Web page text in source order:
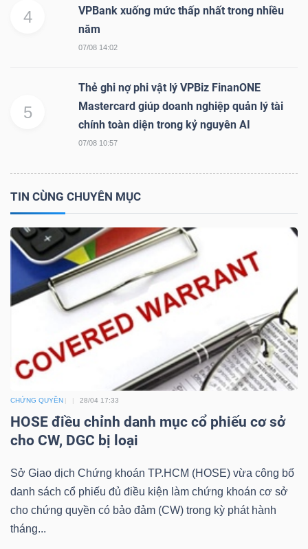
4
VPBank xuống mức thấp nhất trong nhiều
năm
07/08 14:02
5
Thẻ ghi nợ phi vật lý VPBiz FinanONE
Mastercard giúp doanh nghiệp quản lý tài
chính toàn diện trong kỷ nguyên AI
07/08 10:57
TIN CÙNG CHUYÊN MỤC
CHỨNG QUYỀN 28/04 17:33
HOSE điều chỉnh danh mục cổ phiếu cơ sở
cho CW, DGC bị loại
Sở Giao dịch Chứng khoán TP.HCM (HOSE) vừa công bố
danh sách cổ phiếu đủ điều kiện làm chứng khoán cơ sở
cho chứng quyền có bảo đảm (CW) trong kỳ phát hành
tháng...
SINH
TRÁI
PHIẾU
ĐẦU
TƯ
TRUY